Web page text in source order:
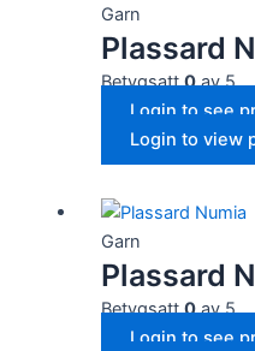
Garn
Plassard
Betygsatt0av 5
Login to see
Login to view
Garn
Plassard
Betygsatt0av 5
Login to see